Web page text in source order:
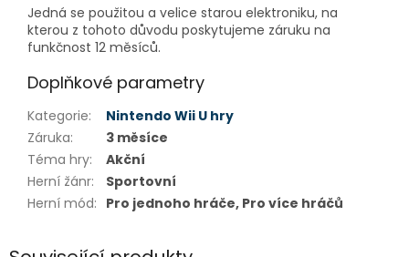
Jedná se použitou a velice starou elektroniku, na
kterou z tohoto důvodu poskytujeme záruku na
funkčnost 12 měsíců.
Doplňkové parametry
Kategorie:
Nintendo Wii U hry
Záruka:
3 měsíce
Téma hry:
Akční
Herní žánr:
Sportovní
Herní mód: Pro jednoho hráče, Pro více hráčů